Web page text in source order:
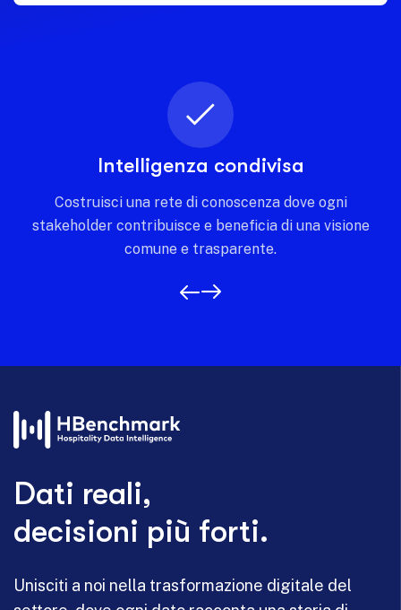
Intelligenza condivisa
Costruisci una rete di conoscenza dove ogni
stakeholder contribuisce e beneficia di una visione
comune e trasparente.
Dati reali,
decisioni più forti.
Unisciti a noi nella trasformazione digitale del